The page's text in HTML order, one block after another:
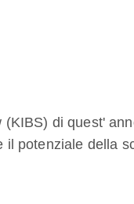
di quest'
potenziale della